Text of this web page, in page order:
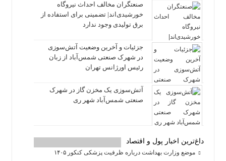
صنعتگران مخالف احداث نیروگاه
خورشیدی‌اند| تضمینی برای استفاده از
برق تولیدی وجود ندارد
جزئیات و آخرین وضعیت آتش‌سوزی
در شهرک صنعتی شمس‌آباد از زبان
رئیس اورژانس تهران
آتش‌سوزی یک مخزن گاز در شهرک
صنعتی شمس‌آباد شهر ری
داغ‌ترین اخبار پول و اقتصاد
موضع وزارت بهداشت درباره ظرفیت پزشکی کنکور ۱۴۰۵